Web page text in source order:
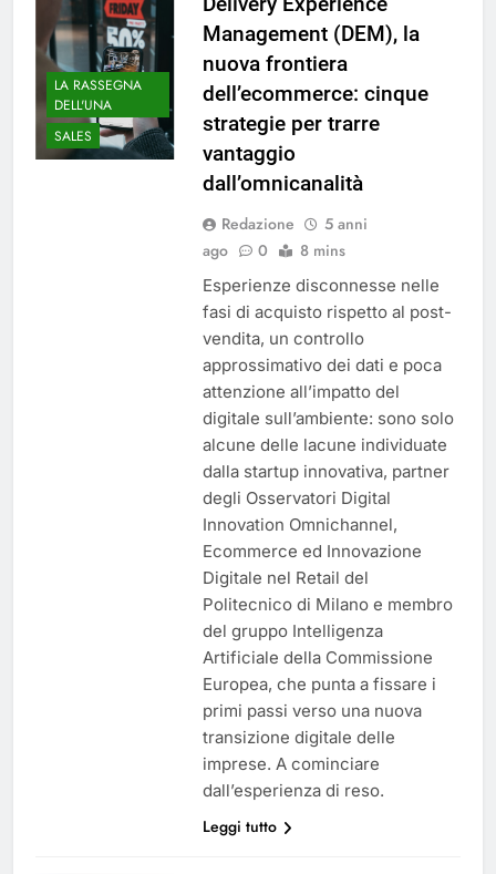
LA RASSEGNA
DELL'UNA
SALES
Management (DEM), la
nuova frontiera
dell’ecommerce: cinque
strategie per trarre
vantaggio
dall’omnicanalità
Redazione
5 anni
ago
0 8 mins
Esperienze disconnesse nelle
fasi di acquisto rispetto al post-
vendita, un controllo
approssimativo dei dati e poca
attenzione all’impatto del
digitale sull’ambiente: sono solo
alcune delle lacune individuate
dalla startup innovativa, partner
degli Osservatori Digital
Innovation Omnichannel,
Ecommerce ed Innovazione
Digitale nel Retail del
Politecnico di Milano e membro
del gruppo Intelligenza
Artificiale della Commissione
Europea, che punta a fissare i
primi passi verso una nuova
transizione digitale delle
imprese. A cominciare
dall’esperienza di reso.
Leggi tutto